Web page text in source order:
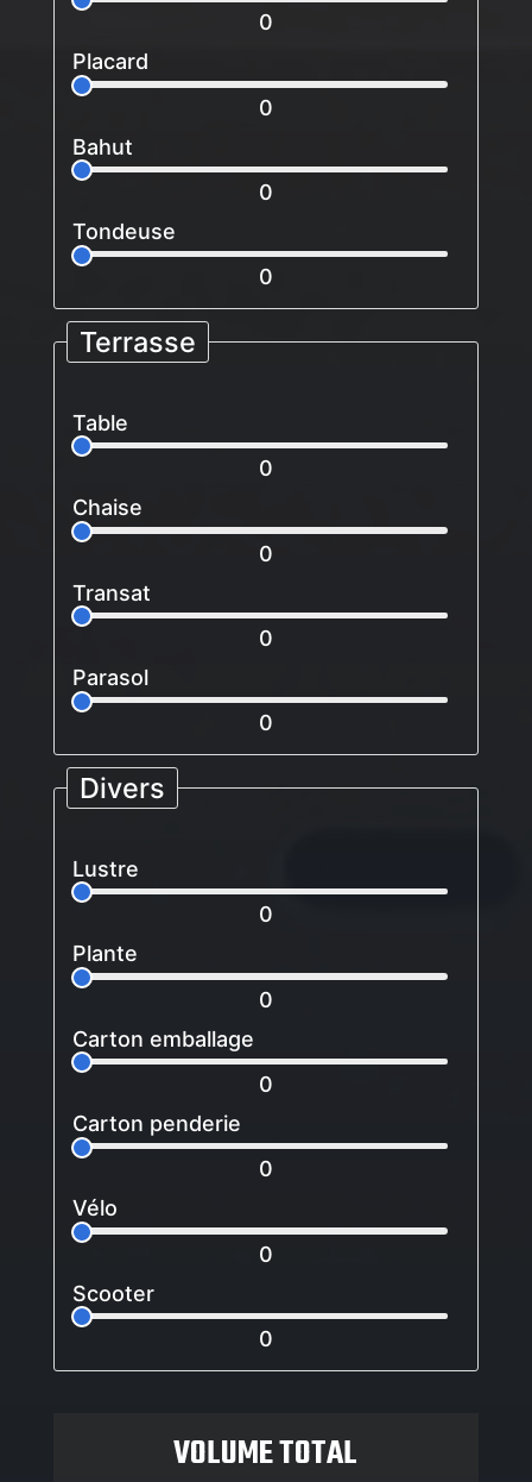
0
Placard
0
Bahut
0
Tondeuse
0
Terrasse
Table
0
Chaise
0
Transat
0
Parasol
0
Divers
Lustre
0
Plante
0
Carton emballage
0
Carton penderie
0
Vélo
0
Scooter
0
VOLUME TOTAL